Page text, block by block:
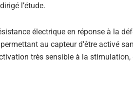
l’étude.
électrique en réponse à la
au capteur d’être activé
très sensible à la stimulation,